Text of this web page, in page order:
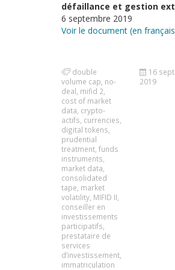
défaillance et gestion
6 septembre 2019
Voir le document (en
double
volume cap no-
deal mifid 2
cost of market
data crypto-
actifs currencies
digital tokens
prudential
treatment funds
instruments
market data
consolidated
tape market
volatility MIFID II
conseiller en
investissements
participatifs
prestataire de
services
d’investissement
immatriculation
16
2019